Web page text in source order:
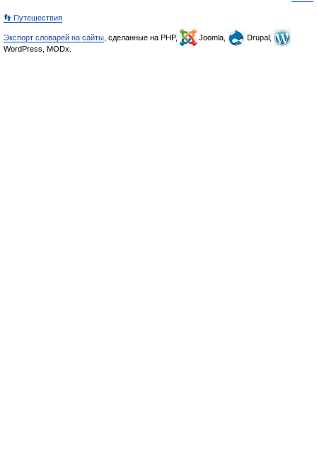
👣 Путешествия
Экспорт словарей на сайты , сделанные на PHP, Joomla,
Drupal,
WordPress, MODx.